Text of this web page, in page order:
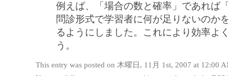
例えば、「場合の数と確率」であれば
問診形式で学習者に何が足りないのか
るようにしました。これにより効率よ
う。
This entry was posted on 木曜日, 11月 1st, 2007 at 12:00